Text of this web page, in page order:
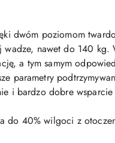
dwóm poziomom
nawet do 140 kg.
a tym samym
parametry
i bardzo dobre wsparcie
do 40% wilgoci z